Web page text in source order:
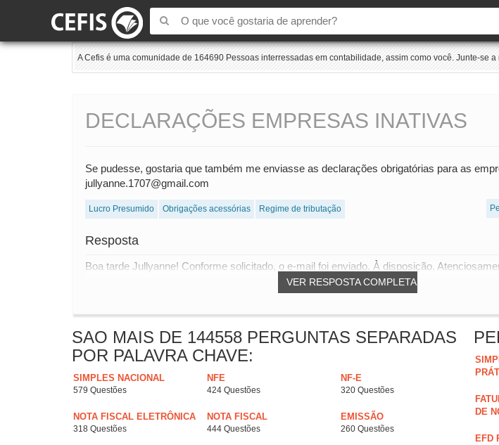
A Cefis é uma comunidade de 164690 Pessoas interressadas em contabilidade, assim como você. Junte-se
DECLARAÇÕES EMPRESAS INATIVAS
Se pudesse, gostaria que também me enviasse as declarações obrigatórias para as
jullyanne.1707@gmail.com
Lucro Presumido Obrigações acessórias Regime de tributação
Resposta
VER RESPOSTA COMPLETA
Boa tarde Jullyanne! Conforme solicitado, o e-mail foi enviado. À disposição.
SAO MAIS DE 144558 PERGUNTAS SEPARADAS
POR PALAVRA CHAVE:
SIMPLES NACIONAL
579 Questões
NFE
424 Questões
NF-E
320 Questões
NOTA FISCAL ELETRÔNICA
318 Questões
NOTA FISCAL
444 Questões
EMISSÃO
260 Questões
DE
EFD